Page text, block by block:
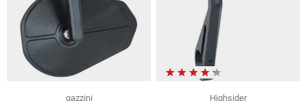
gazzini Highsider